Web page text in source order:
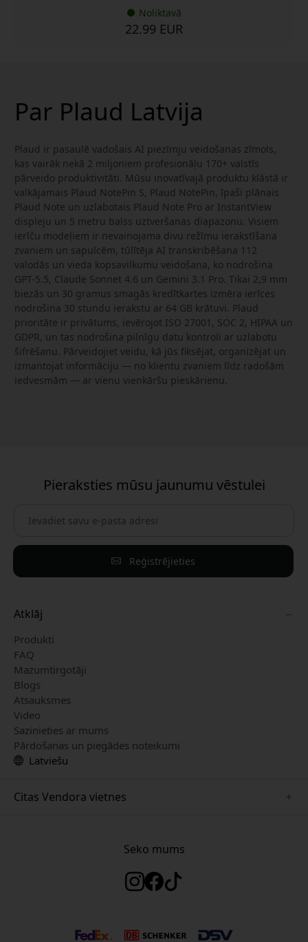
Noliktavā
22.99 EUR
Par Plaud Latvija
Plaud ir pasaulē vadošais AI piezīmju veidošanas zīmols,
kas vairāk nekā 2 miljoniem profesionāļu 170+ valstīs
pārveido produktivitāti. Mūsu inovatīvajā produktu klāstā ir
valkājamais Plaud NotePin S, Plaud NotePin, īpaši plānais
Plaud Note un uzlabotais Plaud Note Pro ar InstantView
displeju un 5 metru balss uztveršanas diapazonu. Visiem
ierīču modeļiem ir nevainojama divu režīmu ierakstīšana
zvaniem un sapulcēm, tūlītēja AI transkribēšana 112
valodās un vieda kopsavilkumu veidošana, ko nodrošina
GPT-5.5, Claude Sonnet 4.6 un Gemini 3.1 Pro. Tikai 2,9 mm
biezās un 30 gramus smagās kredītkartes izmēra ierīces
nodrošina 30 stundu ierakstu ar 64 GB krātuvi. Plaud
prioritāte ir privātums, ievērojot ISO 27001, SOC 2, HIPAA un
GDPR, un tas nodrošina pilnīgu datu kontroli ar uzlabotu
šifrēšanu. Pārveidojiet veidu, kā jūs fiksējat, organizējat un
izmantojat informāciju — no klientu zvaniem līdz radošām
iedvesmām — ar vienu vienkāršu pieskārienu.
Pieraksties mūsu jaunumu vēstulei
Reģistrējieties
Atklāj
Produkti
FAQ
Mazumtirgotāji
Blogs
Atsauksmes
Video
Sazinieties ar mums
Pārdošanas un piegādes noteikumi
Latviešu
Citas Vendora vietnes
Seko mums